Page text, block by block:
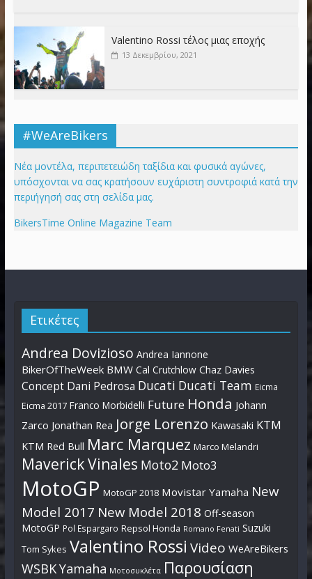
Valentino Rossi τέλος μιας εποχής
13 Δεκεμβρίου, 2021
#WeAreBikers
Νέα μοντέλα, περιπετειώδη ταξίδια και φυσικά αγώνες,
υπόσχονται να σας κρατήσουν ευχάριστη συντροφιά κατά την
περιήγησή σας στη σελίδα μας.
BikersTime Online Magazine Team
Ετικέτες
Andrea Dovizioso Andrea Iannone
BikerOfTheWeek BMW Cal Crutchlow Chaz Davies
Concept Dani Pedrosa Ducati Ducati Team Eicma
Eicma 2017 Franco Morbidelli Future Honda Johann
Zarco Jonathan Rea Jorge Lorenzo Kawasaki KTM
KTM Red Bull Marc Marquez Marco Melandri
Maverick Vinales Moto2 Moto3
MotoGP MotoGP 2018 Movistar Yamaha New
Model 2017 New Model 2018 Off-season
MotoGP Pol Espargaro Repsol Honda Romano Fenati Suzuki
Tom Sykes Valentino Rossi Video WeAreBikers
WSBKYamaha Μοτοσυκλέτα Παρουσίαση